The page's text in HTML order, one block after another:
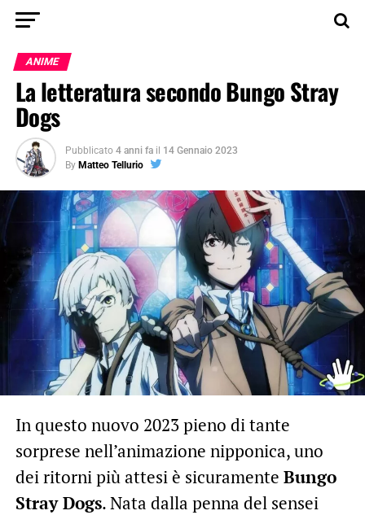
ANIME
La letteratura secondo Bungo Stray
Dogs
Pubblicato 4 anni fa il 14 Gennaio 2023
By Matteo Tellurio
In questo nuovo 2023 pieno di tante
sorprese nell’animazione nipponica, uno
dei ritorni più attesi è sicuramente Bungo
Stray Dogs. Nata dalla penna del sensei